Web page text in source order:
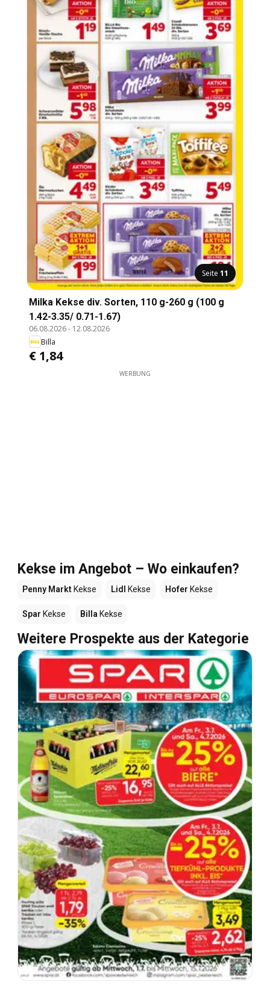
Seite 11
Milka Kekse div. Sorten, 110 g-260 g (100 g
1.42-3.35/ 0.71-1.67)
06.08.2026- 12.08.2026
Billa
€ 1,84
WERBUNG
Kekse im Angebot – Wo einkaufen?
Penny Markt Kekse Lidl Kekse Hofer Kekse
Spar Kekse Billa Kekse
Weitere Prospekte aus der Kategorie